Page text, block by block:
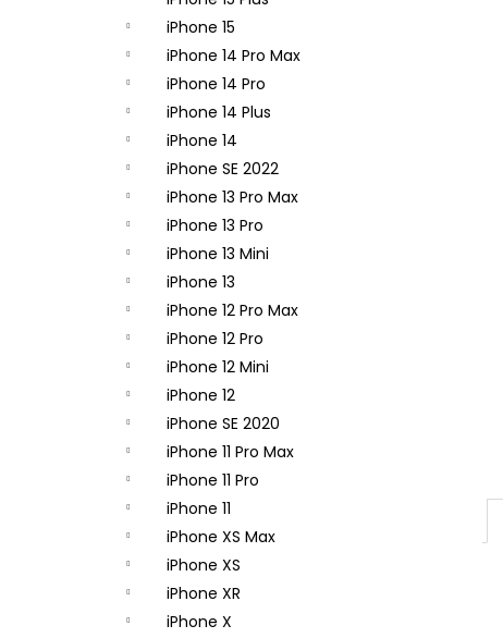
iPhone 15
iPhone 14 Pro Max
iPhone 14 Pro
iPhone 14 Plus
iPhone 14
iPhone SE 2022
iPhone 13 Pro Max
iPhone 13 Pro
iPhone 13 Mini
iPhone 13
iPhone 12 Pro Max
iPhone 12 Pro
iPhone 12 Mini
iPhone 12
iPhone SE 2020
iPhone 11 Pro Max
iPhone 11 Pro
iPhone 11
iPhone XS Max
iPhone XS
iPhone XR
iPhone X
APPLE USB-C / USB-C DÁTOVÝ KÁBEL
(2M) MLL82ZM/A - ORIGINAL APPLE
15,90 €
Pôvodne: 21,90 €